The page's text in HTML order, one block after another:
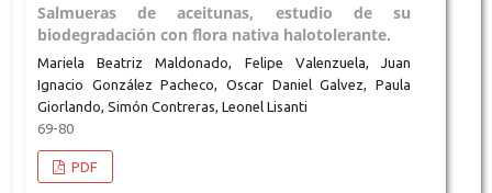
Salmueras de aceitunas, estudio de su
biodegradación con flora nativa halotolerante.
Mariela Beatriz Maldonado, Felipe Valenzuela, Juan
Ignacio González Pacheco, Oscar Daniel Galvez, Paula
Giorlando, Simón Contreras, Leonel Lisanti
69-80
PDF